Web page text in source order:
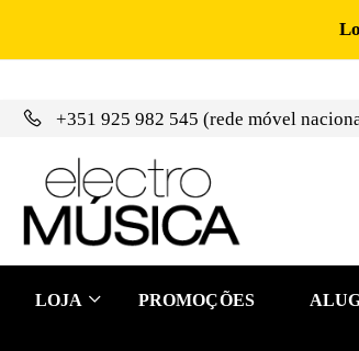
+351 925 982 545 (rede móvel
LOJA PROMOÇÕES